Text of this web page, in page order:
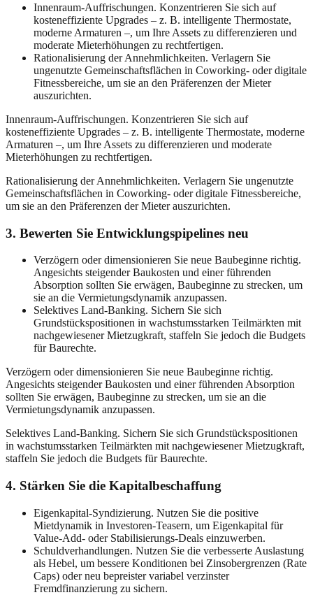
Innenraum-Auffrischungen. Konzentrieren Sie sich auf
kosteneffiziente Upgrades – z. B. intelligente Thermostate,
moderne Armaturen –, um Ihre Assets zu differenzieren und
moderate Mieterhöhungen zu rechtfertigen.
Rationalisierung der Annehmlichkeiten. Verlagern Sie
ungenutzte Gemeinschaftsflächen in Coworking- oder digitale
Fitnessbereiche, um sie an den Präferenzen der Mieter
auszurichten.
Innenraum-Auffrischungen. Konzentrieren Sie sich auf
kosteneffiziente Upgrades – z. B. intelligente Thermostate, moderne
Armaturen –, um Ihre Assets zu differenzieren und moderate
Mieterhöhungen zu rechtfertigen.
Rationalisierung der Annehmlichkeiten. Verlagern Sie ungenutzte
Gemeinschaftsflächen in Coworking- oder digitale Fitnessbereiche,
um sie an den Präferenzen der Mieter auszurichten.
3. Bewerten Sie Entwicklungspipelines neu
Verzögern oder dimensionieren Sie neue Baubeginne richtig.
Angesichts steigender Baukosten und einer führenden
Absorption sollten Sie erwägen, Baubeginne zu strecken, um
sie an die Vermietungsdynamik anzupassen.
Selektives Land-Banking. Sichern Sie sich
Grundstückspositionen in wachstumsstarken Teilmärkten mit
nachgewiesener Mietzugkraft, staffeln Sie jedoch die Budgets
für Baurechte.
Verzögern oder dimensionieren Sie neue Baubeginne richtig.
Angesichts steigender Baukosten und einer führenden Absorption
sollten Sie erwägen, Baubeginne zu strecken, um sie an die
Vermietungsdynamik anzupassen.
Selektives Land-Banking. Sichern Sie sich Grundstückspositionen
in wachstumsstarken Teilmärkten mit nachgewiesener Mietzugkraft,
staffeln Sie jedoch die Budgets für Baurechte.
4. Stärken Sie die Kapitalbeschaffung
Eigenkapital-Syndizierung. Nutzen Sie die positive
Mietdynamik in Investoren-Teasern, um Eigenkapital für
Value-Add- oder Stabilisierungs-Deals einzuwerben.
Schuldverhandlungen. Nutzen Sie die verbesserte Auslastung
als Hebel, um bessere Konditionen bei Zinsobergrenzen (Rate
Caps) oder neu bepreister variabel verzinster
Fremdfinanzierung zu sichern.